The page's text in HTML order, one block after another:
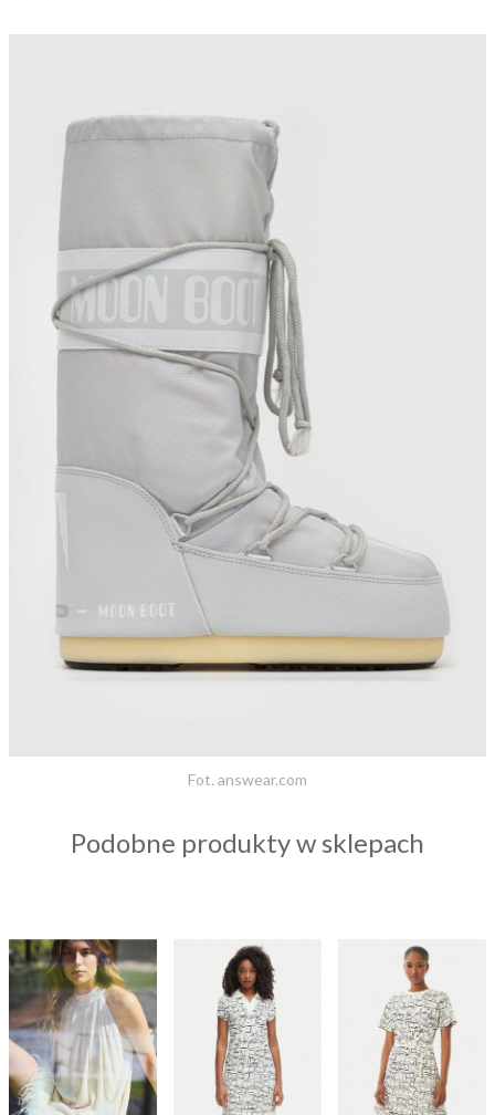
Fot. answear.com
Podobne produkty w sklepach